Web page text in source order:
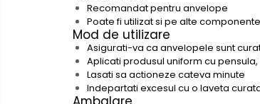
Curatenie si igiena
Produse Antibacteriene
Articole pentru baie
Articole pentru bucatarie
Maturi, mopuri si galeti
Recomandat pentru anvelope
Poate fi utilizat si pe alte
Mod de utilizare
Asigurati-va ca anvelopele sunt
Aplicati produsul uniform cu
Lasati sa actioneze cateva minute
Indepartati excesul cu o laveta